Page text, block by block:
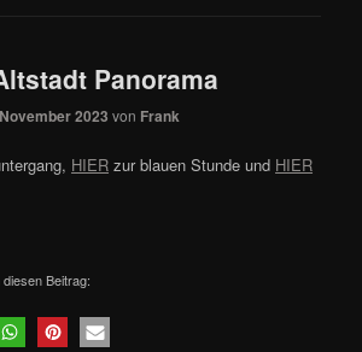
Panorama
2023 von Frank
HIER zur blauen Stunde und HIER
Beitrag: